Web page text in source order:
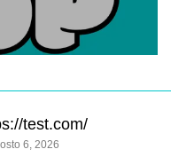
test.com/
6, 2026